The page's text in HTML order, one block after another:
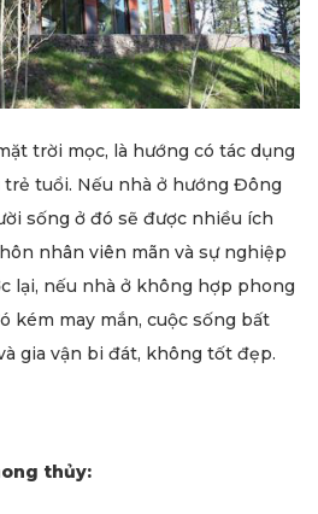
trời mọc, là hướng có tác dụng
tuổi. Nếu nhà ở hướng Đông
sống ở đó sẽ được nhiều ích
nhân viên mãn và sự nghiệp
lại, nếu nhà ở không hợp phong
kém may mắn, cuộc sống bất
gia vận bi đát, không tốt đẹp.
thủy: